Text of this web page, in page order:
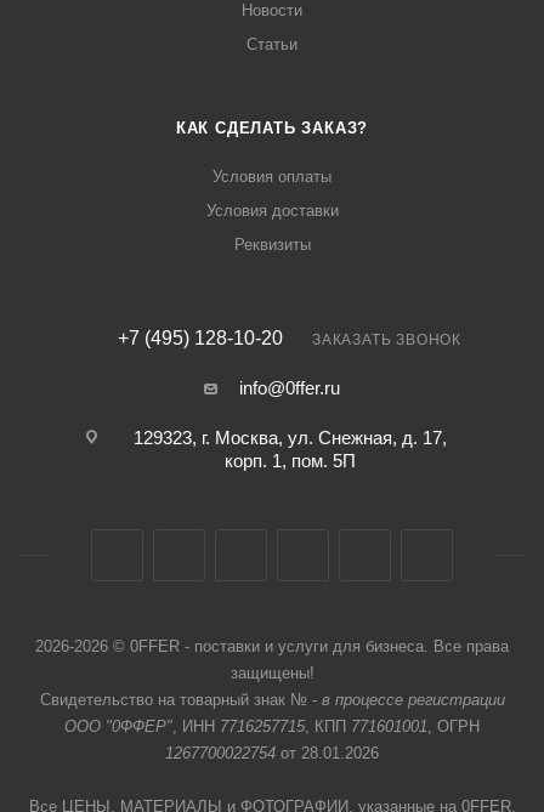
Новости
Статьи
КАК СДЕЛАТЬ ЗАКАЗ?
Условия оплаты
Условия доставки
Реквизиты
+7 (495) 128-10-20 ЗАКАЗАТЬ ЗВОНОК
info@0ffer.ru
129323, г. Москва, ул. Снежная, д. 17,
корп. 1, пом. 5П
2026-2026 © 0FFER - поставки и услуги для бизнеса. Все права
защищены!
Свидетельство на товарный знак № - в процессе регистрации
ООО "0ФФЕР", ИНН 7716257715, КПП 771601001, ОГРН
1267700022754 от 28.01.2026
Все ЦЕНЫ, МАТЕРИАЛЫ и ФОТОГРАФИИ, указанные на 0FFER,